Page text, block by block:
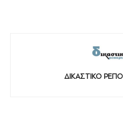
ΔΙΚΑΣΤΙΚΟ